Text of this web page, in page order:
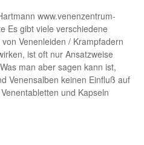
www.venenzentrum-
Es gibt viele verschiedene
Venenleiden / Krampfadern
ist oft nur Ansatzweise
man aber sagen kann ist,
Venensalben keinen Einfluß auf
und Kapseln